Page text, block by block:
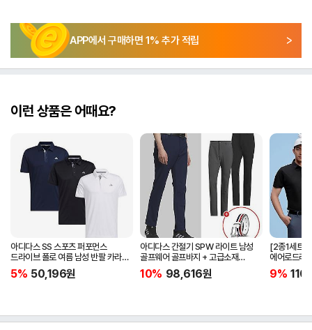
APP에서 구매하면 1% 추가 적립
이런 상품은 어때요?
아디다스 SS 스포츠 퍼포먼스
드라이브 폴로 여름 남성 반팔 카라
티셔츠 IA5447 IA5448 IA5446
5% 50,196원
아디다스 간절기 SPW 라이트 남성
골프웨어 골프바지 + 고급소재
삼선패턴 골프벨트 세트
10% 98,616원
[2종1세트]
에어로드라
남자 골프
JG1313
9%